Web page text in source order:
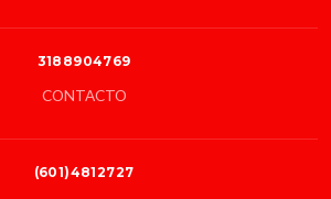
3188904769
CONTACTO
(601)4812727